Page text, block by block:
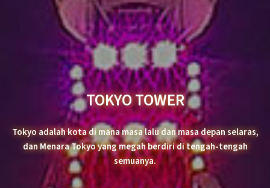
TOKYO TOWER
Tokyo adalah kota di mana masa lalu dan masa depan selaras,
dan Menara Tokyo yang megah berdiri di tengah-tengah
semuanya.